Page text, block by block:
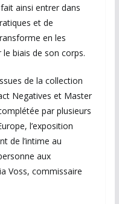
ainsi entrer dans
et de
en les
biais de son corps.
de la collection
Negatives et Master
par plusieurs
l’exposition
de l’intime au
aux
Voss, commissaire